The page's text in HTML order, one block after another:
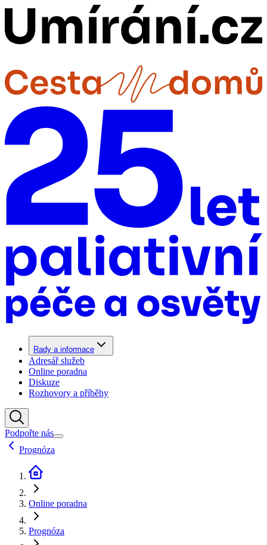
Rady a informace
Adresář služeb
Online poradna
Diskuze
Rozhovory a příběhy
Podpořte nás
Prognóza
Online poradna
Prognóza